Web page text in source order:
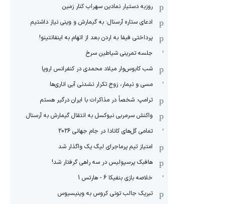
روزبه دستیار نمادین سهراب کنار زمین
ادعای ستاره آرسنال: به گیمارش و وینی نیاز داشتیم
پرداختی فیفا به اردن بعد از اتهام به اینفانتینو!
جلسه تمرینی شیاطین سرخ
شب کابوس‌وار میلاد محمدی در کنفرانس اروپا
مسی و نیمار، زوج تکرار نشدنی آبی اناری‌ها
ترامپ: شخصاً در مذاکرات با ایران درگیر هستم
واکنش سرمربی نیوکسل به انتقال گیمارش به آرسنال
تمامی گل‌های کانادا در جام جهانی 2026
امتیاز تیم پرماجرای لیگ یک واگذار شد
هافبک پرسپولیس در سه راهی گرفتار شد!
خلاصه بازی بنفیکا 6 - هارتس 1
تبریک جالب تونی کروس به وینیسیوس